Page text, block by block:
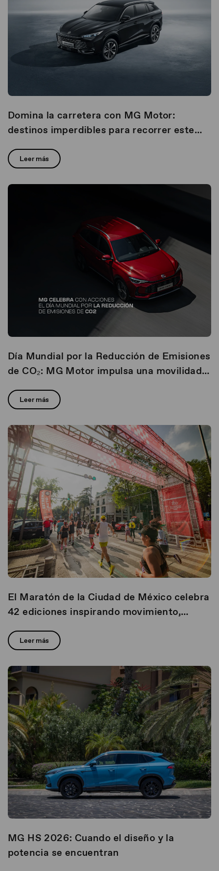
Domina la carretera con MG Motor:
destinos imperdibles para recorrer este
Leer más
Día Mundial por la Reducción de Emisiones
de CO₂: MG Motor impulsa una movilidad
eléctrica
Leer más
El Maratón de la Ciudad de México celebra
42 ediciones inspirando movimiento,
Leer más
MG HS 2026: Cuando el diseño y la
potencia se encuentran